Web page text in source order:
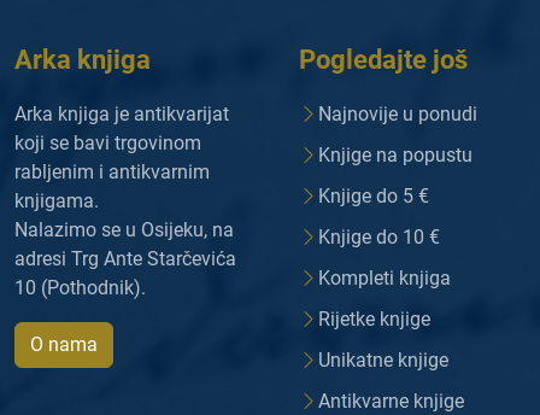
Arka knjiga
Arka knjiga je antikvarijat
koji se bavi trgovinom
rabljenim i antikvarnim
knjigama.
Nalazimo se u Osijeku, na
adresi Trg Ante Starčevića
10 (Pothodnik).
O nama
Pogledajte još
Najnovije u ponudi
Knjige na popustu
Knjige do 5 €
Knjige do 10 €
Kompleti knjiga
Rijetke knjige
Unikatne knjige
Antikvarne knjige